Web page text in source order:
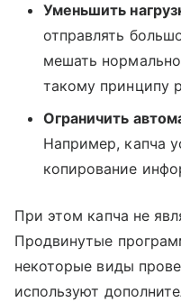
Уменьшить
отправлять
мешать
такому принципу
Ограничить
Например, капча
копирование
При этом капча не
Продвинутые
некоторые виды
используют